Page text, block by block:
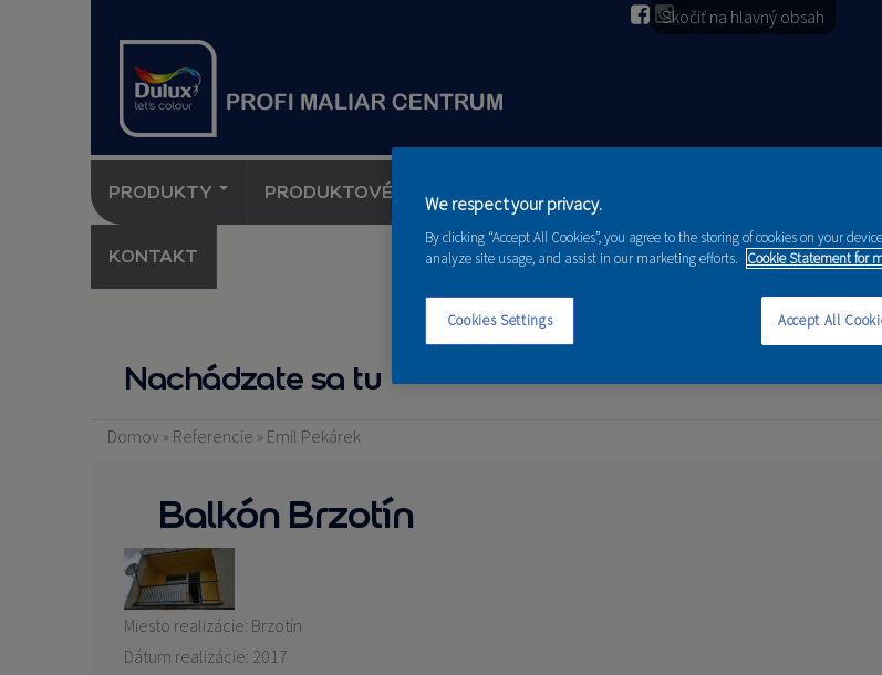
Skočiť na hlavný obsah
PRODUKTY PRODUKTOVÉ NOVINKY 2026
KONTAKT
Nachádzate sa tu
Domov » Referencie » Emil Pekárek
Balkón Brzotín
Miesto realizácie: Brzotín
Dátum realizácie: 2017
We respect your privacy.
By clicking “Accept All Cookies”, you agree to the storing of cookies on your
analyze site usage, and assist in our marketing efforts. Cookie Statement for
Cookies Settings Accept All